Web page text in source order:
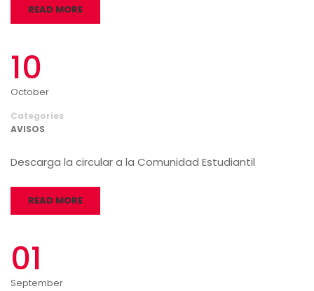
READ MORE
10
October
Categories
AVISOS
Descarga la circular a la Comunidad Estudiantil
READ MORE
01
September